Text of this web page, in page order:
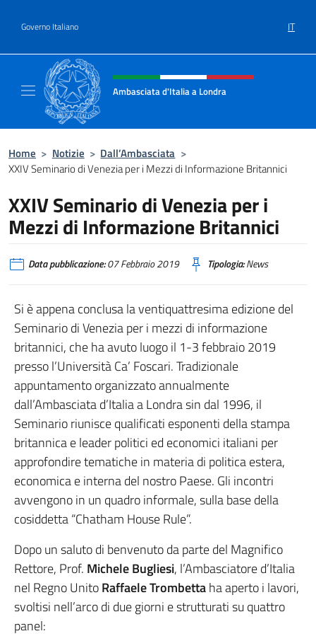
Governo Italiano IT
Intestazione sito, social e menù
Ambasciata d'Italia a Londra
Home > Notizie > Dall’Ambasciata >
XXIV Seminario di Venezia per i Mezzi di Informazione Britannici
XXIV Seminario di Venezia per i
Mezzi di Informazione Britannici
Data pubblicazione:07 Febbraio 2019 Tipologia:News
Si è appena conclusa la ventiquattresima edizione del
Seminario di Venezia per i mezzi di informazione
britannici, che ha avuto luogo il 1-3 febbraio 2019
presso l’Università Ca’ Foscari. Tradizionale
appuntamento organizzato annualmente
dall’Ambasciata d’Italia a Londra sin dal 1996, il
Seminario riunisce qualificati esponenti della stampa
britannica e leader politici ed economici italiani per
approfondire tematiche in materia di politica estera,
economica e interna del nostro Paese. Gli incontri
avvengono in un quadro informale, sulla base della
cosiddetta “Chatham House Rule”.
Dopo un saluto di benvenuto da parte del Magnifico
Rettore, Prof. Michele Bugliesi, l’Ambasciatore d’Italia
nel Regno UnitoRaffaele Trombettaha aperto i lavori,
svoltisi nell’arco di due giorni e strutturati su quattro
panel: